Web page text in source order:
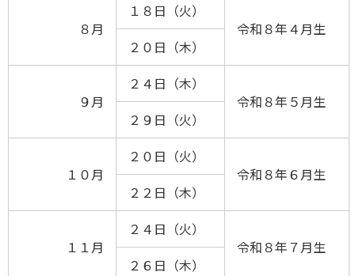
８月
１８日（火）
令和８年４月生
２０日（木）
９月
２４日（木）
令和８年５月生
２９日（火）
１０月
２０日（火）
令和８年６月生
２２日（木）
１１月
２４日（火）
令和８年７月生
２６日（木）